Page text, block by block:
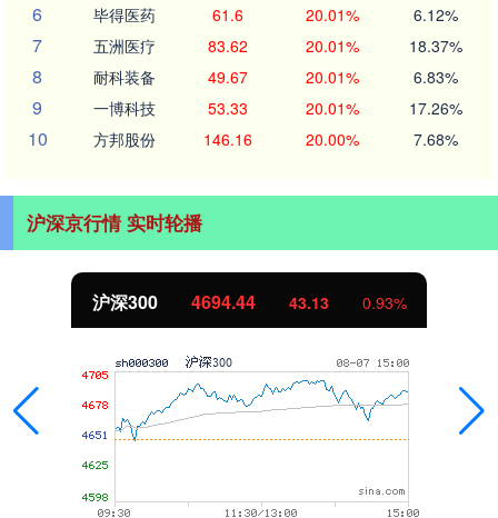
6 毕得医药 61.6 20.01% 6.12%
7 五洲医疗 83.62 20.01% 18.37%
8 耐科装备 49.67 20.01% 6.83%
9 一博科技 53.33 20.01% 17.26%
10 方邦股份 146.16 20.00% 7.68%
沪深京行情 实时轮播
沪深300 4694.44 43.13 0.93%